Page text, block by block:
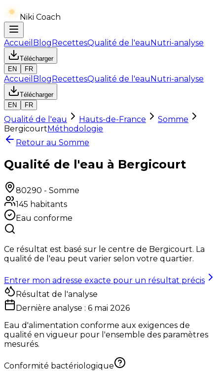
Niki Coach
Accueil BlogRecettesQualité de l'eauNutri-analyse
Télécharger
EN
FR
Accueil BlogRecettesQualité de l'eauNutri-analyse
Télécharger
EN
FR
Qualité de l'eau Hauts-de-France
Somme
BergicourtMéthodologie
Retour au Somme
Qualité de l'eau à Bergicourt
80290 - Somme
145 habitants
Eau conforme
Ce résultat est basé sur le centre de Bergicourt. La
qualité de l'eau peut varier selon votre quartier.
Entrer mon adresse exacte pour un résultat précis
Résultat de l'analyse
Dernière analyse : 6 mai 2026
Eau d'alimentation conforme aux exigences de
qualité en vigueur pour l'ensemble des paramètres
mesurés.
Conformité bactériologique